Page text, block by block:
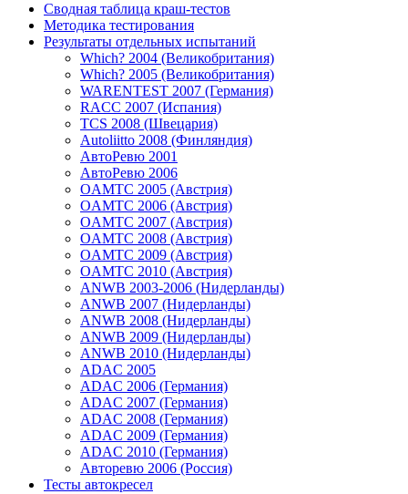
Сводная таблица краш-тестов
Методика тестирования
Результаты отдельных испытаний
Which? 2004 (Великобритания)
Which? 2005 (Великобритания)
WARENTEST 2007 (Германия)
RACC 2007 (Испания)
TCS 2008 (Швецария)
Autoliitto 2008 (Финляндия)
АвтоРевю 2001
АвтоРевю 2006
OAMTC 2005 (Австрия)
OAMTC 2006 (Австрия)
OAMTC 2007 (Австрия)
OAMTC 2008 (Австрия)
OAMTC 2009 (Австрия)
OAMTC 2010 (Австрия)
ANWB 2003-2006 (Нидерланды)
ANWB 2007 (Нидерланды)
ANWB 2008 (Нидерланды)
ANWB 2009 (Нидерланды)
ANWB 2010 (Нидерланды)
ADAC 2005
ADAC 2006 (Германия)
ADAC 2007 (Германия)
ADAC 2008 (Германия)
ADAC 2009 (Германия)
ADAC 2010 (Германия)
Авторевю 2006 (Россия)
Тесты автокресел